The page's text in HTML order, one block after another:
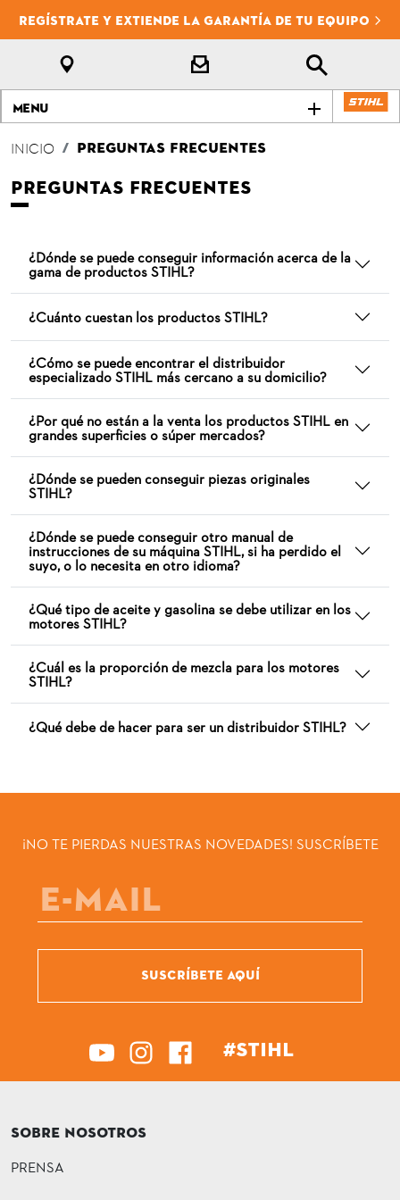
REGÍSTRATE Y EXTIENDE LA GARANTÍA DE TU EQUIPO
Menu
INICIO PREGUNTAS FRECUENTES
PREGUNTAS FRECUENTES
¿Dónde se puede conseguir información acerca de la
gama de productos STIHL?
¿Cuánto cuestan los productos STIHL?
¿Cómo se puede encontrar el distribuidor
especializado STIHL más cercano a su domicilio?
¿Por qué no están a la venta los productos STIHL en
grandes superficies o súper mercados?
¿Dónde se pueden conseguir piezas originales
STIHL?
¿Dónde se puede conseguir otro manual de
instrucciones de su máquina STIHL, si ha perdido el
suyo, o lo necesita en otro idioma?
¿Qué tipo de aceite y gasolina se debe utilizar en los
motores STIHL?
¿Cuál es la proporción de mezcla para los motores
STIHL?
¿Qué debe de hacer para ser un distribuidor STIHL?
¡NO TE PIERDAS NUESTRAS NOVEDADES! SUSCRÍBETE
SUSCRÍBETE AQUÍ
#STIHL
SOBRE NOSOTROS
PRENSA